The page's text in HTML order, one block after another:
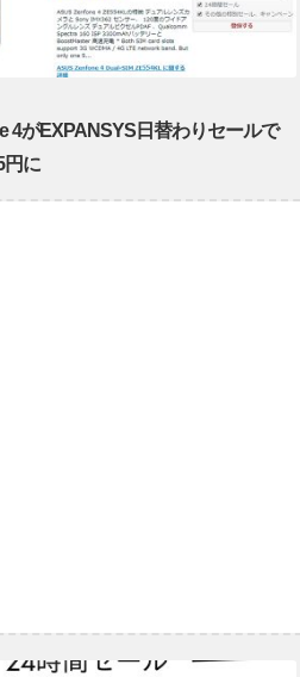
4がEXPANSYS日替わりセールで
円に